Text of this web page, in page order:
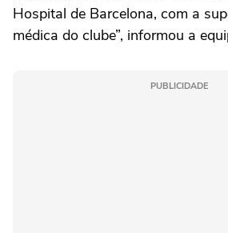
Hospital de Barcelona, com a
médica do clube”, informou a
PUBLICIDADE